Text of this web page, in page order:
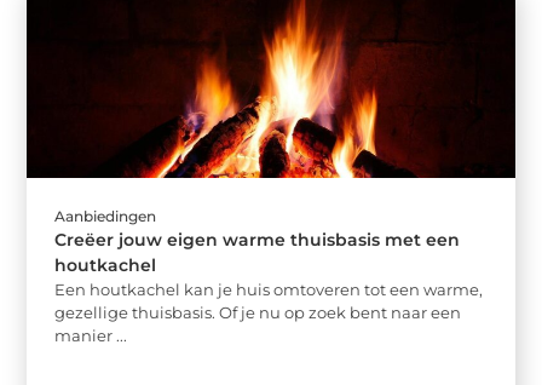
Aanbiedingen
Creëer jouw eigen warme thuisbasis met een
houtkachel
Een houtkachel kan je huis omtoveren tot een warme,
gezellige thuisbasis. Of je nu op zoek bent naar een
manier ...